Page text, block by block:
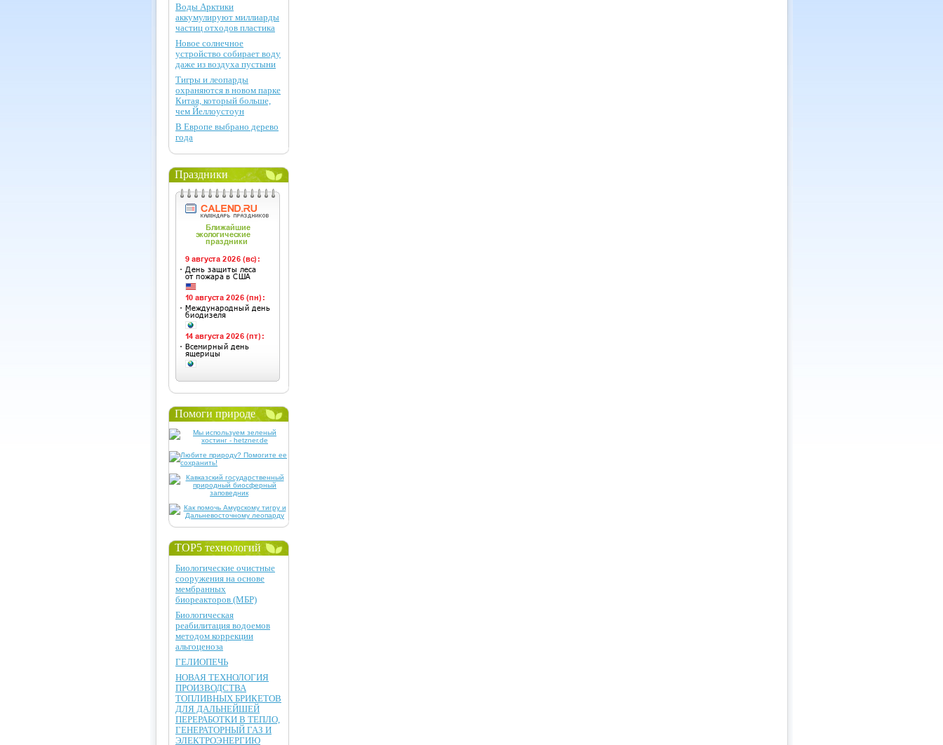
Воды Арктики
аккумулируют миллиарды
частиц отходов пластика
Новое солнечное
устройство собирает воду
даже из воздуха пустыни
Тигры и леопарды
охраняются в новом парке
Китая, который больше,
чем Йеллоустоун
В Европе выбрано дерево
года
Праздники
Помоги природе
TOP5 технологий
Биологические очистные
сооружения на основе
мембранных
биореакторов (МБР)
Биологическая
реабилитация водоемов
методом коррекции
альгоценоза
ГЕЛИОПЕЧЬ
НОВАЯ ТЕХНОЛОГИЯ
ПРОИЗВОДСТВА
ТОПЛИВНЫХ БРИКЕТОВ
ДЛЯ ДАЛЬНЕЙШЕЙ
ПЕРЕРАБОТКИ В ТЕПЛО,
ГЕНЕРАТОРНЫЙ ГАЗ И
ЭЛЕКТРОЭНЕРГИЮ